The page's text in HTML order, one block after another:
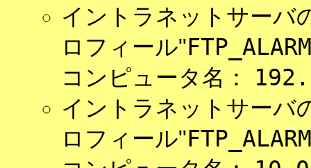
イントラネットサーバ
ロフィール"FTP_ALARM
コンピュータ名：
イントラネットサーバ
ロフィール"FTP_ALARM